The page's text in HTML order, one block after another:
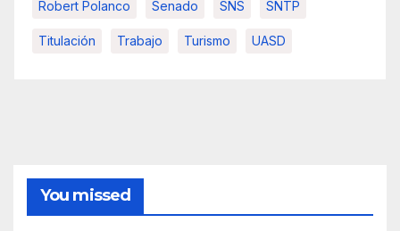
Robert Polanco Senado SNS SNTP
Titulación Trabajo Turismo UASD
You missed